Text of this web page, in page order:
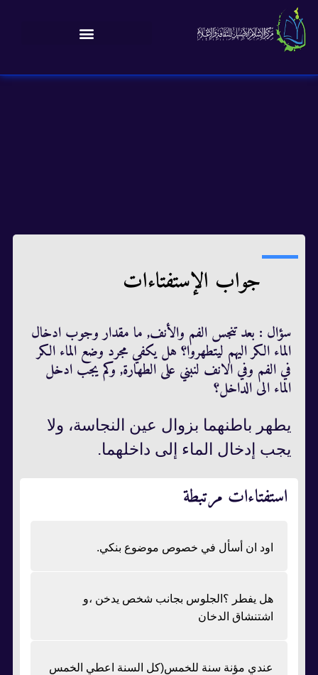
جواب الإستفتاءات
سؤال : بعد تنجس الفم والأنف, ما مقدار وجوب ادخال
الماء الكر اليهم ليتطهروا؟ هل يكفي مجرد وضع الماء الكر
في الفم وفي الانف لنبني على الطهارة, وكم يجب ادخل
الماء الى الداخل؟
يطهر باطنهما بزوال عين النجاسة، ولا
يجب إدخال الماء إلى داخلهما.
استفتاءات مرتبطة
اود ان أسأل في خصوص موضوع بنكي.
هل يفطر ؟الجلوس بجانب شخص يدخن ،و
اشتنشاق الدخان
عندي مؤنة سنة للخمس(كل السنة اعطي الخمس